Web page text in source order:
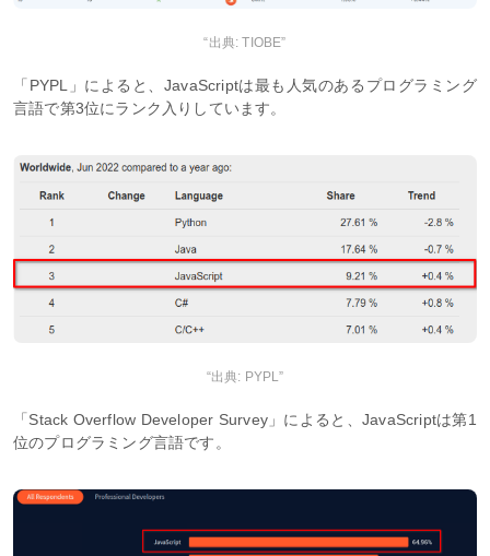
“出典: TIOBE”
「PYPL」によると、JavaScriptは最も人気のあるプログラミング
言語で第3位にランク入りしています。
“出典: PYPL”
「Stack Overflow Developer Survey」によると、JavaScriptは第1
位のプログラミング言語です。